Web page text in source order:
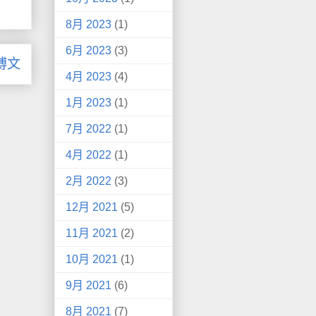
文
8月 2023 (1)
6月 2023 (3)
4月 2023 (4)
1月 2023 (1)
7月 2022 (1)
4月 2022 (1)
2月 2022 (3)
12月 2021 (5)
11月 2021 (2)
10月 2021 (1)
9月 2021 (6)
8月 2021 (7)